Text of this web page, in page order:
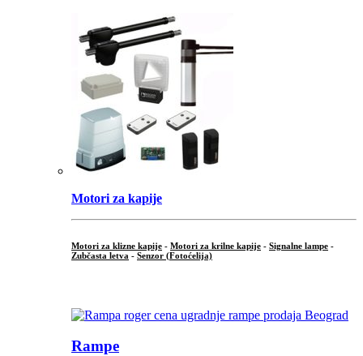
Motori za kapije
Motori za klizne kapije - Motori za krilne kapije - Signalne lampe -
Zubčasta letva - Senzor (Fotoćelija)
Rampe